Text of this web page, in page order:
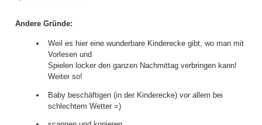
Andere Gründe:
Weil es hier eine wunderbare Kinderecke gibt, wo man mit
Vorlesen und
Spielen locker den ganzen Nachmittag verbringen kann!
Weiter so!
Baby beschäftigen (in der Kinderecke) vor allem bei
schlechtem Wetter =)